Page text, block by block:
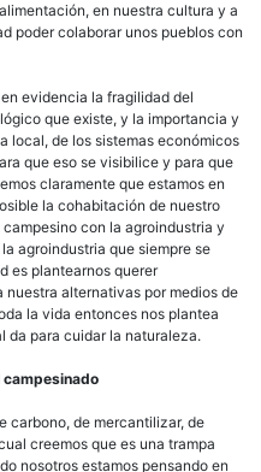
en nuestra cultura y a
poder colaborar unos pueblos con
evidencia la fragilidad del
que existe, y la importancia y
local, de los sistemas económicos
que eso se visibilice y para que
claramente que estamos en
la cohabitación de nuestro
con la agroindustria y
agroindustria que siempre se
es plantearnos querer
alternativas por medios de
la vida entonces nos plantea
da para cuidar la naturaleza.
campesinado
carbono, de mercantilizar, de
creemos que es una trampa
nosotros estamos pensando en